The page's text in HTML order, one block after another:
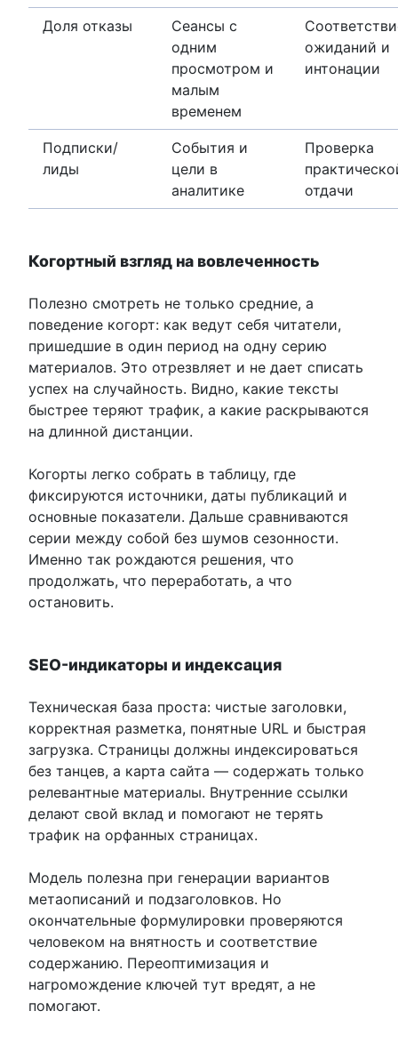
Доля отказы
Сеансы с
одним
просмотром и
малым
временем
ожиданий и
интонации
Подписки/
лиды
События и
цели в
аналитике
Проверка
отдачи
Когортный взгляд на вовлеченность
Полезно смотреть не только средние, а
поведение когорт: как ведут себя читатели,
пришедшие в один период на одну серию
материалов. Это отрезвляет и не дает списать
успех на случайность. Видно, какие тексты
быстрее теряют трафик, а какие раскрываются
на длинной дистанции.
Когорты легко собрать в таблицу, где
фиксируются источники, даты публикаций и
основные показатели. Дальше сравниваются
серии между собой без шумов сезонности.
Именно так рождаются решения, что
продолжать, что переработать, а что
остановить.
SEO-индикаторы и индексация
Техническая база проста: чистые заголовки,
корректная разметка, понятные URL и быстрая
загрузка. Страницы должны индексироваться
без танцев, а карта сайта — содержать только
релевантные материалы. Внутренние ссылки
делают свой вклад и помогают не терять
трафик на орфанных страницах.
Модель полезна при генерации вариантов
метаописаний и подзаголовков. Но
окончательные формулировки проверяются
человеком на внятность и соответствие
содержанию. Переоптимизация и
нагромождение ключей тут вредят, а не
помогают.